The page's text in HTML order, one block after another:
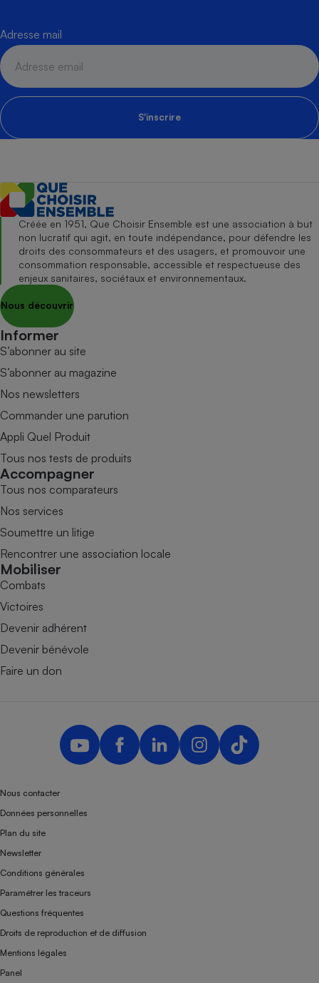
Adresse mail
S'inscrire
Créée en 1951, Que Choisir Ensemble est une association à but
non lucratif qui agit, en toute indépendance, pour défendre les
droits des consommateurs et des usagers, et promouvoir une
consommation responsable, accessible et respectueuse des
enjeux sanitaires, sociétaux et environnementaux.
Nous découvrir
Informer
S’abonner au site
S’abonner au magazine
Nos newsletters
Commander une parution
Appli Quel Produit
Tous nos tests de produits
Accompagner
Tous nos comparateurs
Nos services
Soumettre un litige
Rencontrer une association locale
Mobiliser
Combats
Victoires
Devenir adhérent
Devenir bénévole
Faire un don
Nous contacter
Données personnelles
Plan du site
Newsletter
Conditions générales
Paramétrer les traceurs
Questions fréquentes
Droits de reproduction et de diffusion
Mentions légales
Panel